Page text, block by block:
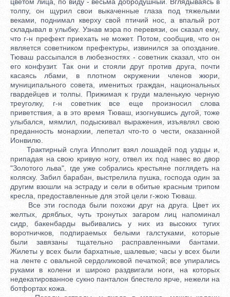
толпу, он щурил свои выкаченные глаза под тяжелыми
веками, поднимал кверху свой птичий нос, а впалый рот
складывал в улыбку. Узнав мэра по перевязи, он сказал ему,
что г-н префект приехать не может. Потом, сообщив, что он
является советником префектуры, извинился за опоздание.
Тюваш рассыпался в любезностях - советник сказал, что он
его конфузит. Так они и стояли друг против друга, почти
касаясь лбами, в плотном окружении членов жюри,
муниципального совета, именитых граждан, национальных
гвардейцев и толпы. Прижимая к груди маленькую черную
треуголку, г-н советник все еще произносил слова
приветствия, а в это время Тюваш, изогнувшись дугой, тоже
улыбался, мямлил, подыскивал выражения, изъявлял свою
преданность монархии, лепетал что-то о чести, оказанной
Ионвилю.
Трактирный слуга Ипполит взял лошадей под уздцы и,
припадая на свою кривую ногу, отвел их под навес во двор
"Золотого льва", где уже собрались крестьяне поглядеть на
коляску. Забил барабан, выстрелила пушка, господа один за
другим взошли на эстраду и сели в обитые красным трипом
кресла, предоставленные для этой цели г-жою Тюваш.
Все эти господа были похожи друг на друга. Цвет их
желтых, дряблых, чуть тронутых загаром лиц напоминал
сидр, бакенбарды выбивались у них из высоких тугих
воротничков, подпираемых белыми галстуками, которые
были завязаны тщательно расправленными бантами.
Жилеты у всех были бархатные, шалевые; часы у всех были
на ленте с овальной сердоликовой печаткой; все упирались
руками в колени и широко раздвигали ноги, на которых
недекатированное сукно панталон блестело ярче, нежели на
ботфортах кожа.